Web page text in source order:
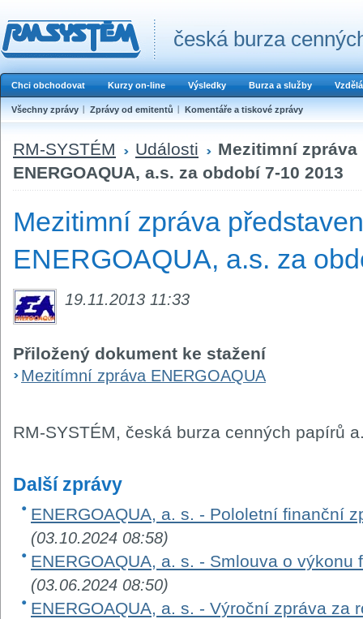
česká burza
Chci obchodovat Kurzy on-line Výsledky Burza a služby
Všechny zprávy Zprávy od emitentů Komentáře a tiskové zprávy
RM-SYSTÉM Události
Mezitimní
ENERGOAQUA, a.s. za období 7-10 2013
Mezitimní zpráva
ENERGOAQUA, a.s. za
19.11.2013 11:33
Přiložený dokument ke stažení
Mezitímní zpráva ENERGOAQUA
RM-SYSTÉM, česká burza cenných papírů
Další zprávy
ENERGOAQUA, a. s. - Pololetní finanční
(03.10.2024 08:58)
ENERGOAQUA, a. s. - Smlouva o
(03.06.2024 08:50)
ENERGOAQUA, a. s. - Výroční zpráva za